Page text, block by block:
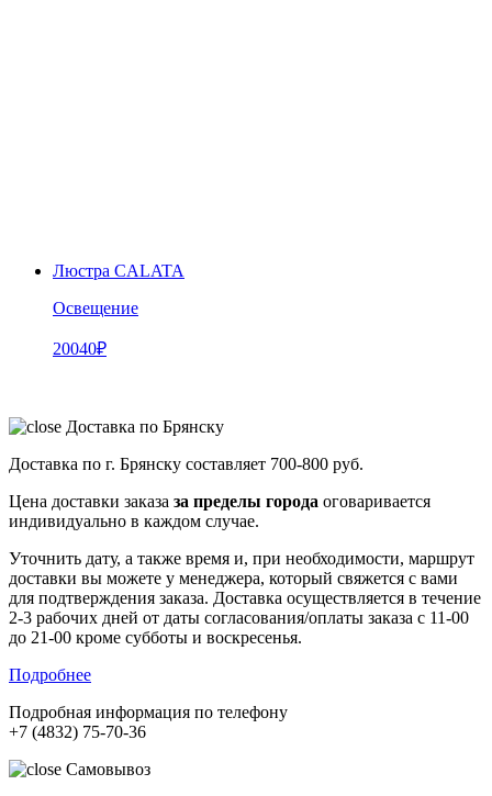
Люстра CALATA
Освещение
20040₽
Доставка по Брянску
Доставка по г. Брянску составляет 700-800 руб.
Цена доставки заказа за пределы города оговаривается
индивидуально в каждом случае.
Уточнить дату, а также время и, при необходимости, маршрут
доставки вы можете у менеджера, который свяжется с вами
для подтверждения заказа. Доставка осуществляется в течение
2-3 рабочих дней от даты согласования/оплаты заказа с 11-00
до 21-00 кроме субботы и воскресенья.
Подробнее
Подробная информация по телефону
+7 (4832) 75-70-36
Самовывоз